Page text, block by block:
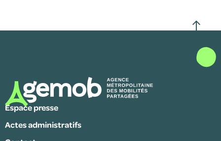
Espace presse
Actes administratifs